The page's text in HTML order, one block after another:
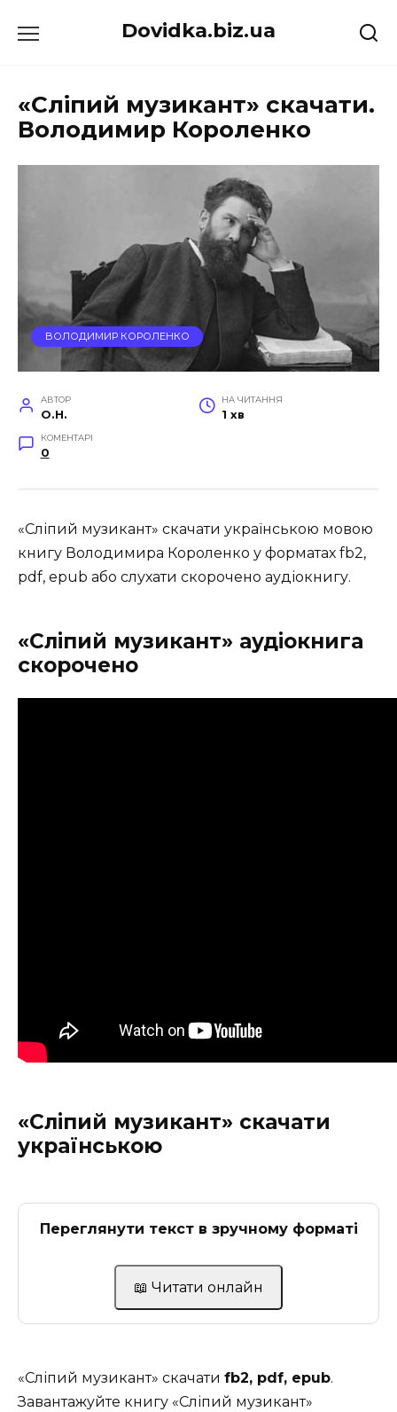
до
Dovidka.biz.ua
«Сліпий музикант» скачати.
Володимир Короленко
ВОЛОДИМИР КОРОЛЕНКО
АВТОР
O.H.
НА ЧИТАННЯ
1 хв
КОМЕНТАРІ
0
«Сліпий музикант» скачати українською мовою
книгу Володимира Короленко у форматах fb2,
pdf, epub або слухати скорочено аудіокнигу.
«Сліпий музикант» аудіокнига
скорочено
«Сліпий музикант» скачати
українською
Переглянути текст в зручному форматі
📖 Читати онлайн
«Сліпий музикант» скачати fb2, pdf, epub.
Завантажуйте книгу «Сліпий музикант»